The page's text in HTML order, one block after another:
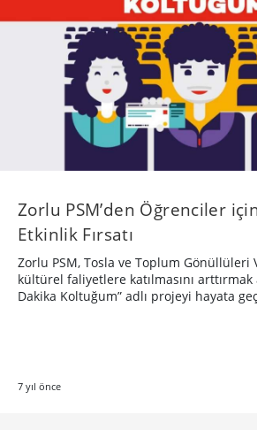
Zorlu PSM’den Öğrenciler
Etkinlik Fırsatı
Zorlu PSM, Tosla ve Toplum Gönüllüleri
kültürel faliyetlere katılmasını arttırmak
Dakika Koltuğum” adlı projeyi hayata
7 yıl önce